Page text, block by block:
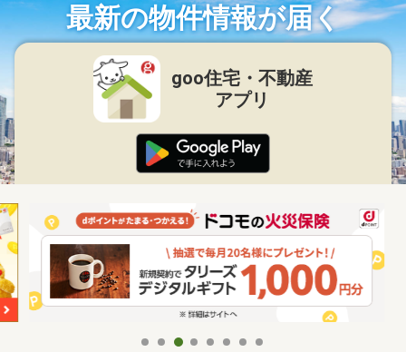
最新の物件情報が届く
goo住宅・不動産
アプリ